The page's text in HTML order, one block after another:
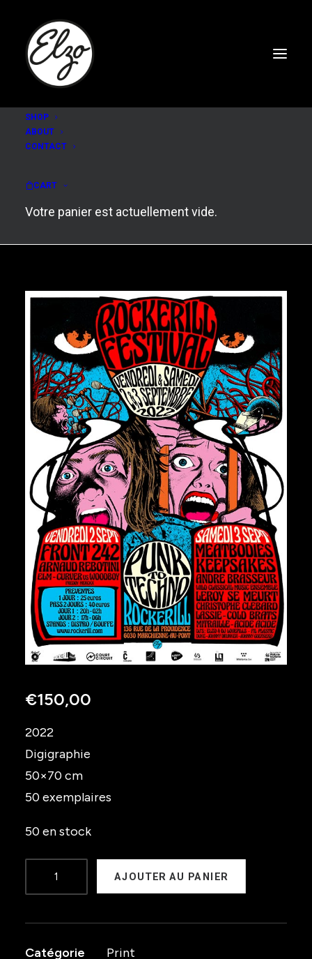
SHOP
ABOUT
CONTACT
CART
Votre panier est actuellement vide.
ROCKERILL FESTIVAL
2022
€150,00
2022
Digigraphie
50×70 cm
50 exemplaires
50 en stock
de
2022
AJOUTER AU PANIER
Catégorie Print